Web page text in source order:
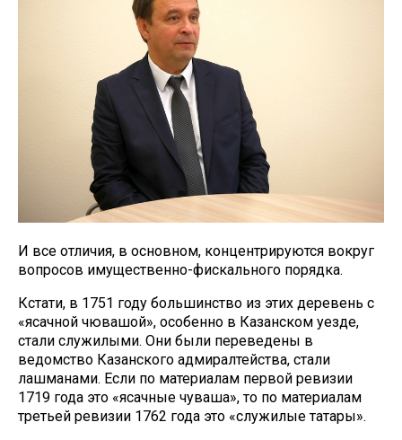
И все отличия, в основном, концентрируются вокруг
вопросов имущественно-фискального порядка.
Кстати, в 1751 году большинство из этих деревень с
«ясачной чювашой», особенно в Казанском уезде,
стали служилыми. Они были переведены в
ведомство Казанского адмиралтейства, стали
лашманами. Если по материалам первой ревизии
1719 года это «ясачные чуваша», то по материалам
третьей ревизии 1762 года это «служилые татары».